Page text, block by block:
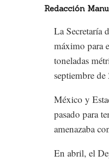
Redacción
La Secretaría
máximo para
toneladas
septiembre
México y
pasado para
amenazaba
En abril, el